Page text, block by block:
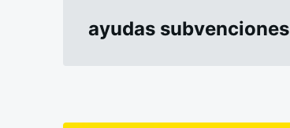
ayudas subvenciones